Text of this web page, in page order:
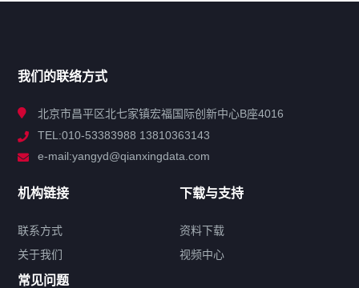
解决方案
联系方式
我们的联络方式
北京市昌平区北七家镇宏福国际创新中心B座4016
TEL:010-53383988 13810363143
e-mail:yangyd@qianxingdata.com
机构链接
联系方式
关于我们
下载与支持
资料下载
视频中心
常见问题